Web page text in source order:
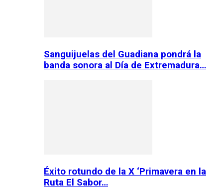
Sanguijuelas del Guadiana pondrá la
banda sonora al Día de Extremadura…
Éxito rotundo de la X ‘Primavera en la
Ruta El Sabor…